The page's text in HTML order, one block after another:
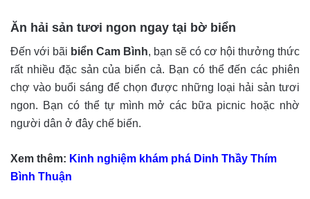
Ăn hải sản tươi ngon ngay tại bờ biển
Đến với bãi biển Cam Bình, bạn sẽ có cơ hội thưởng thức
rất nhiều đặc sản của biển cả. Bạn có thể đến các phiên
chợ vào buổi sáng để chọn được những loại hải sản tươi
ngon. Bạn có thể tự mình mở các bữa picnic hoặc nhờ
người dân ở đây chế biến.
Xem thêm: Kinh nghiệm khám phá Dinh Thầy Thím
Bình Thuận